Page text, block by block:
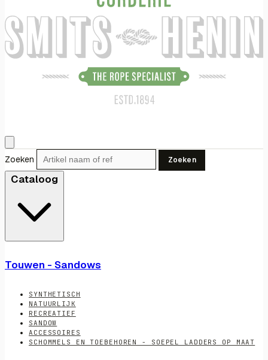
Zoeken Zoeken
Cataloog
Touwen - Sandows
SYNTHETISCH
NATUURLIJK
RECREATIEF
SANDOW
ACCESSOIRES
SCHOMMELS EN TOEBEHOREN - SOEPEL LADDERS OP MAAT